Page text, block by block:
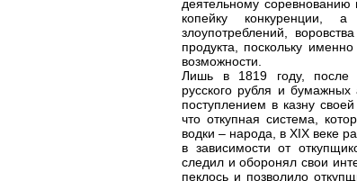
деятельному
копейку
злоупотреблений,
продукта, поскольку
возможности.
Лишь в 1819 году, после
русского рубля и бумажных
поступлением в казну
что откупная система,
водки – народа, в XIX веке
в зависимости от
следил и оборонял свои
пеклось и позволило